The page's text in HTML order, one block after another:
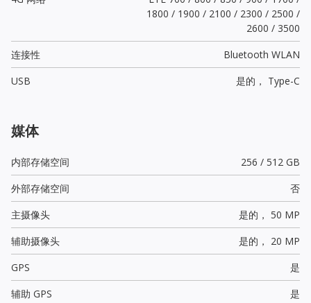
1800 / 1900 / 2100 / 2300 / 2500 /
2600 / 3500
连接性
Bluetooth WLAN
USB
是的， Type-C
媒体
内部存储空间
256 / 512 GB
外部存储空间
否
主摄像头
是的， 50 MP
辅助摄像头
是的， 20 MP
GPS
是
辅助 GPS
是